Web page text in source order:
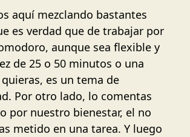
aquí mezclando bastantes
es verdad que de trabajar por
aunque sea flexible y
de 25 o 50 minutos o una
es un tema de
Por otro lado, lo comentas
por nuestro bienestar, el no
metido en una tarea. Y luego